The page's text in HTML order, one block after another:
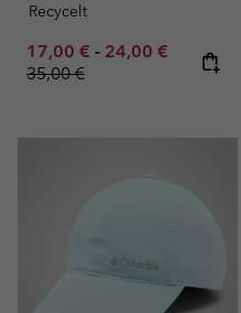
Recycelt
Minimum sale price:
17,00 € - Maximum sale
24,00 € Regular
35,00 €